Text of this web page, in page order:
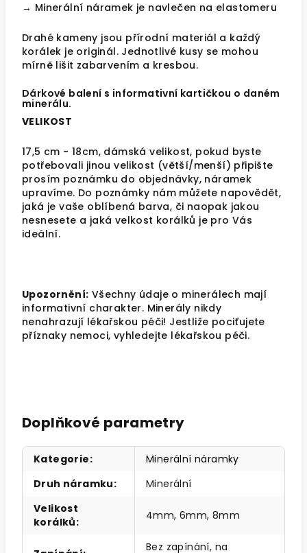
→ Minerální náramek je navlečen na elastomeru
Drahé kameny jsou přírodní materiál a každý
korálek je originál. Jednotlivé kusy se mohou
mírně lišit zabarvením a kresbou.
Dárkové balení s informativní kartičkou o daném
minerálu.
VELIKOST
17,5 cm - 18cm, dámská velikost, pokud byste
potřebovali jinou velikost (větší/menší) připište
prosím poznámku do objednávky, náramek
upravíme. Do poznámky nám můžete napovědět,
jaká je vaše oblíbená barva, či naopak jakou
nesnesete a jaká velkost korálků je pro Vás
ideální.
Upozornění: Všechny údaje o minerálech mají
informativní charakter. Minerály nikdy
nenahrazují lékařskou péči! Jestliže pociťujete
příznaky nemoci, vyhledejte lékařskou péči.
Doplňkové parametry
Kategorie:
Minerální náramky
Druh náramku:
Minerální
Velikost
korálků: 4mm, 6mm, 8mm
Bez zapínání, na